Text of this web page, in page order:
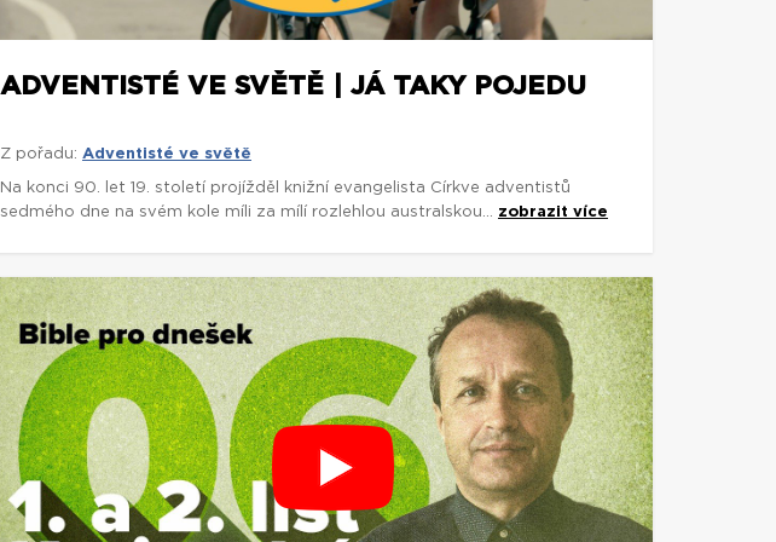
ADVENTISTÉ VE SVĚTĚ | JÁ TAKY POJEDU
Z pořadu: Adventisté ve světě
Na konci 90. let 19. století projížděl knižní evangelista Církve adventistů
sedmého dne na svém kole míli za mílí rozlehlou australskou... zobrazit více